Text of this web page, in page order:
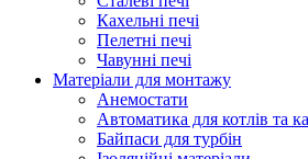
Кахельні печі
Пелетні печі
Чавунні печі
Матеріали для монтажу
Анемостати
Автоматика для котлів та
Байпаси для турбін